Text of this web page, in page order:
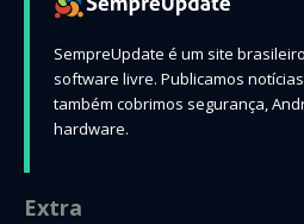
SempreUpdate é um site
software livre. Publicamos
também cobrimos segurança,
hardware.
Extra